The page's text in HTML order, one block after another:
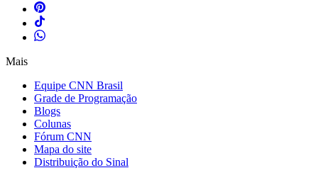
Mais
Equipe CNN Brasil
Grade de Programação
Blogs
Colunas
Fórum CNN
Mapa do site
Distribuição do Sinal